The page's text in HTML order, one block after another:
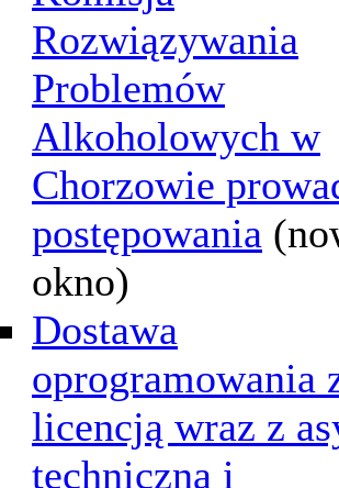
Rozwiązywania
Problemów
Alkoholowych w
Chorzowie
postępowania
okno)
Dostawa
oprogramowania
licencją wraz z
techniczną i